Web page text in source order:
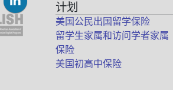
计划
美国公民出国留学保险
留学生家属和访问学者家属
保险
美国初高中保险